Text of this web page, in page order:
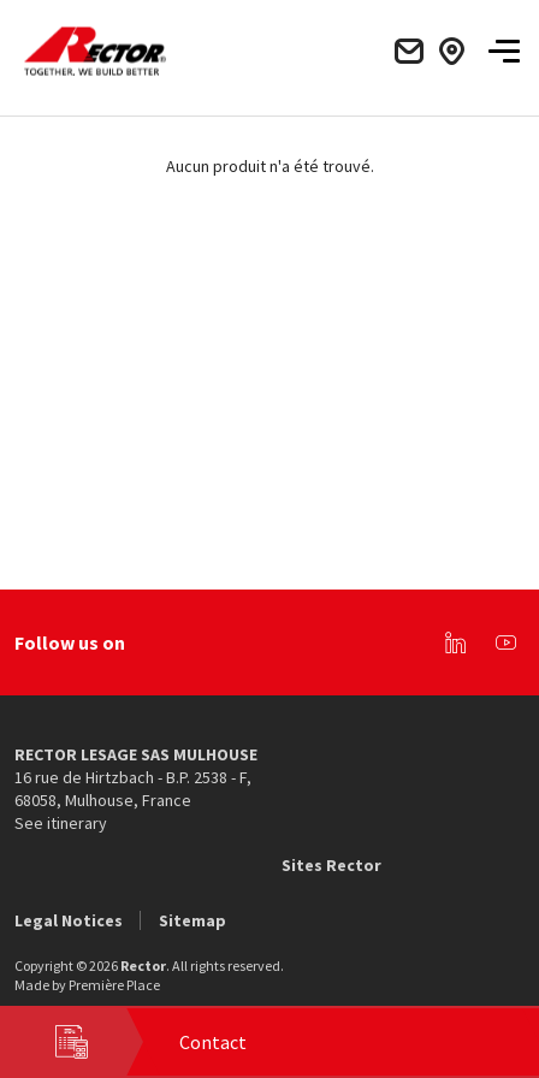
Rector Mieux construire ensemble
Aucun produit n'a été trouvé.
Contact
Follow us on
Linkedin
RECTOR LESAGE SAS MULHOUSE
16 rue de Hirtzbach - B.P. 2538 - F,
68058, Mulhouse, France
See itinerary
Sites Rector
Legal Notices Sitemap
Copyright © 2026 Rector. All rights reserved.
Made by Première Place